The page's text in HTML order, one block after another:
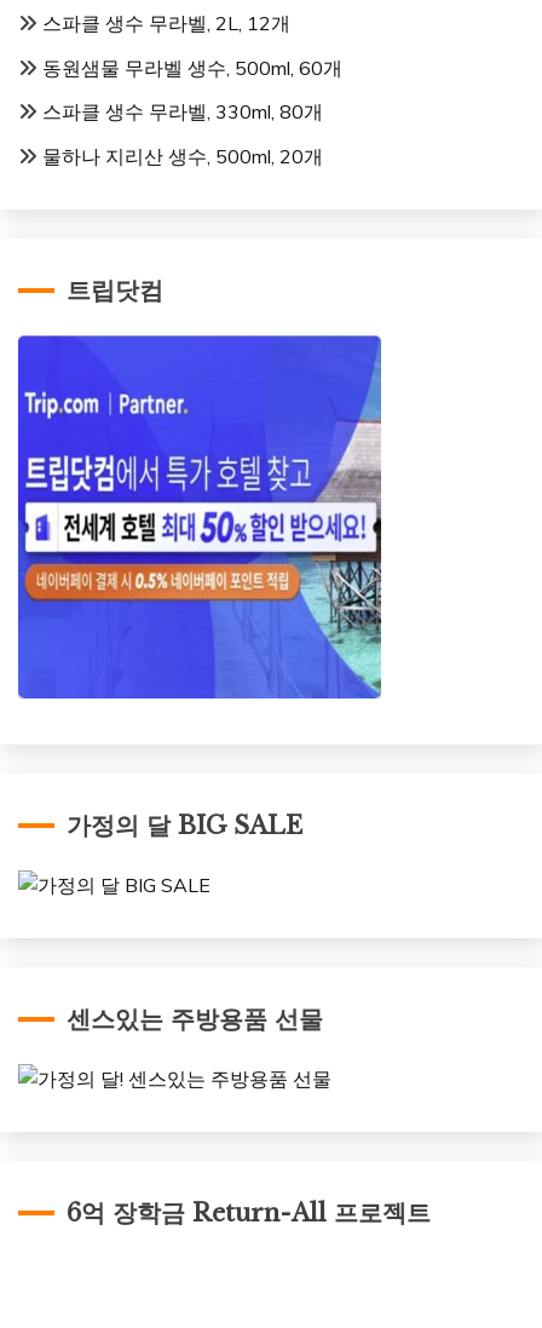
스파클 생수 무라벨, 2L, 12개
동원샘물 무라벨 생수, 500ml, 60개
스파클 생수 무라벨, 330ml, 80개
물하나 지리산 생수, 500ml, 20개
트립닷컴
가정의 달 BIG SALE
센스있는 주방용품 선물
6억 장학금 Return-All 프로젝트